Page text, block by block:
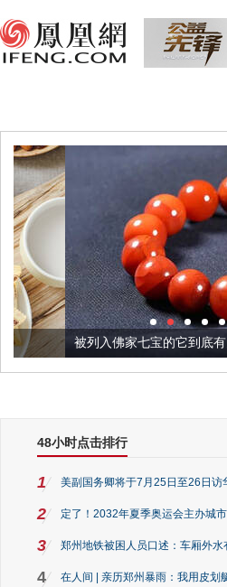
被列入佛家七宝的它到底有多美？
48小时点击排行
1 美副国务卿将于7月25日至26日访
2 定了！2032年夏季奥运会主办城
3 郑州地铁被困人员口述：车厢外
4 在人间 | 亲历郑州暴雨：我用皮划